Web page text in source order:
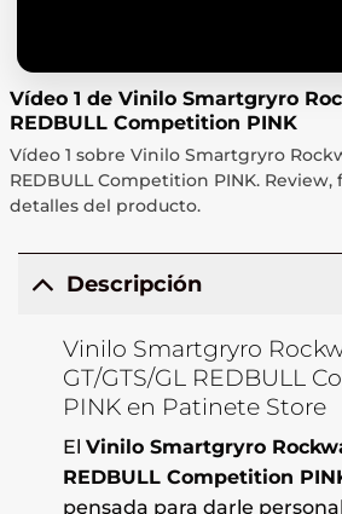
Vídeo 1 de Vinilo Smartgryro
REDBULL Competition PINK
Vídeo 1 sobre Vinilo Smartgryro
REDBULL Competition PINK.
detalles del producto.
Descripción
Vinilo Smartgryro
GT/GTS/GL REDBULL
PINK en Patinete Store
El Vinilo Smartgryro
REDBULL Competition
pensada para darle